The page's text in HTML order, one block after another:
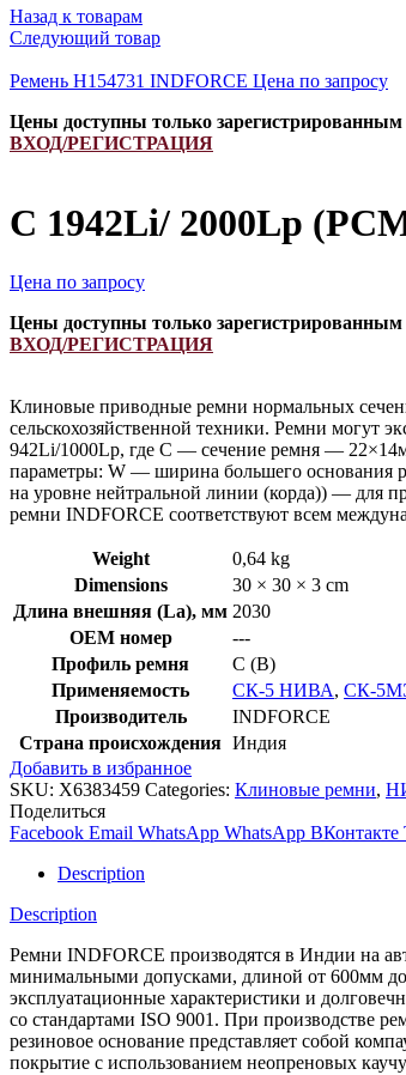
Назад к товарам
Следующий товар
Ремень H154731 INDFORCE Цена по запросу
Цены доступны только зарегистрированным
ВХОД/РЕГИСТРАЦИЯ
C 1942Li/ 2000Lp
Цена по запросу
Цены доступны только зарегистрированным
ВХОД/РЕГИСТРАЦИЯ
Клиновые приводные ремни нормальных
сельскохозяйственной техники. Ремни могут
942Li/1000Lp, где C — сечение ремня —
параметры: W — ширина большего основания
на уровне нейтральной линии (корда)) —
ремни INDFORCE соответствуют всем
Weight
0,64 kg
Dimensions
30 × 30 × 3 cm
Длина внешняя (La), мм 2030
OEM номер
---
Профиль ремня
C (В)
Применяемость
СК-5 НИВА, СК-
Производитель
INDFORCE
Страна происхождения Индия
Добавить в избранное
SKU: X6383459 Categories: Клиновые ремни,
Поделиться
Facebook Email WhatsApp WhatsApp ВКонтакте
Description
Description
Ремни INDFORCE производятся в Индии на
минимальными допусками, длиной от 600мм до
эксплуатационные характеристики и
со стандартами ISO 9001. При производстве
резиновое основание представляет собой
покрытие с использованием неопреновых